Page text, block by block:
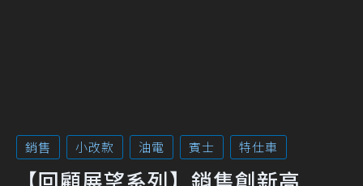
銷售 小改款 油電 賓士 特仕車
【回顧展望系列】銷售創新高